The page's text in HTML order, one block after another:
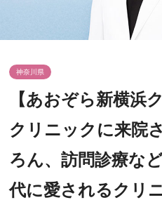
神奈川県
【あおぞら新横浜
クリニックに来院
ろん、訪問診療な
代に愛されるクリ